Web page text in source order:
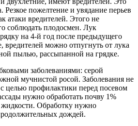
Резкое пожелтение и увядание перьев
атаки вредителей. Этого не
соблюдать плодосмен. Лук
на 4-й год после предыдущего
вредителей можно отпугнуть от лука
пылью, рассыпанной на грядке.
заболеваниями: серой
мучнистой росой. Заболевания не
целью профилактики перед посевом
нужно обработать почву 1%
жидкости. Обработку нужно
дождей.